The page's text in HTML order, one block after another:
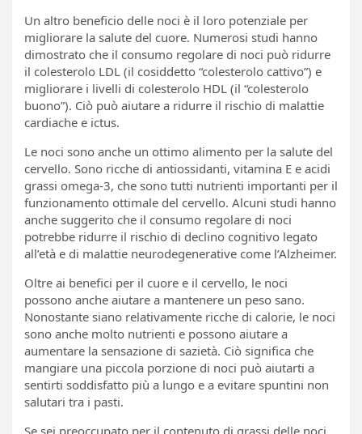
Un altro beneficio delle noci è il loro potenziale per
migliorare la salute del cuore. Numerosi studi hanno
dimostrato che il consumo regolare di noci può ridurre
il colesterolo LDL (il cosiddetto “colesterolo cattivo”) e
migliorare i livelli di colesterolo HDL (il “colesterolo
buono”). Ciò può aiutare a ridurre il rischio di malattie
cardiache e ictus.
Le noci sono anche un ottimo alimento per la salute del
cervello. Sono ricche di antiossidanti, vitamina E e acidi
grassi omega-3, che sono tutti nutrienti importanti per il
funzionamento ottimale del cervello. Alcuni studi hanno
anche suggerito che il consumo regolare di noci
potrebbe ridurre il rischio di declino cognitivo legato
all’età e di malattie neurodegenerative come l’Alzheimer.
Oltre ai benefici per il cuore e il cervello, le noci
possono anche aiutare a mantenere un peso sano.
Nonostante siano relativamente ricche di calorie, le noci
sono anche molto nutrienti e possono aiutare a
aumentare la sensazione di sazietà. Ciò significa che
mangiare una piccola porzione di noci può aiutarti a
sentirti soddisfatto più a lungo e a evitare spuntini non
salutari tra i pasti.
Se sei preoccupato per il contenuto di grassi delle noci,